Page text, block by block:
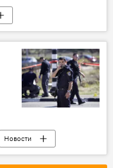
Новости